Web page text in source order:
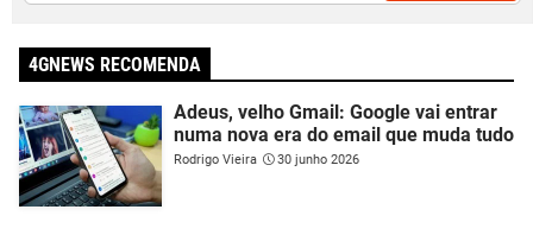
4GNEWS RECOMENDA
Adeus, velho Gmail: Google vai entrar
numa nova era do email que muda tudo
Rodrigo Vieira 30 junho 2026